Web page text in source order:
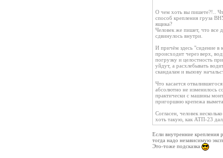
О чем хоть вы пишете?!..
способ крепления груза
ящика?
Человек же пишет, что все
сдвинулось внутри.
И причём здесь "сидение в
происходит через верх,
погрузку и целостность
уйдут, а расхлебывать
скандалам и вызову
Что касается
абсолютно не изменилось
практически с машины
пригоршню крепежа
Согласен, человек
хоть такую, как АТП-23
Если внутренние крепления
тогда надо независимую
Это-тоже подсказка